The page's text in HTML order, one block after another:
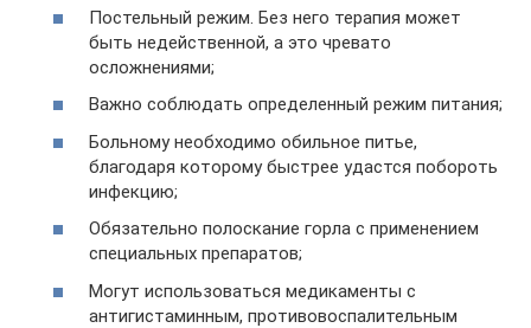
Постельный режим. Без него терапия может
быть недейственной, а это чревато
осложнениями;
Важно соблюдать определенный режим питания;
Больному необходимо обильное питье,
благодаря которому быстрее удастся побороть
инфекцию;
Обязательно полоскание горла с применением
специальных препаратов;
Могут использоваться медикаменты с
антигистаминным, противовоспалительным